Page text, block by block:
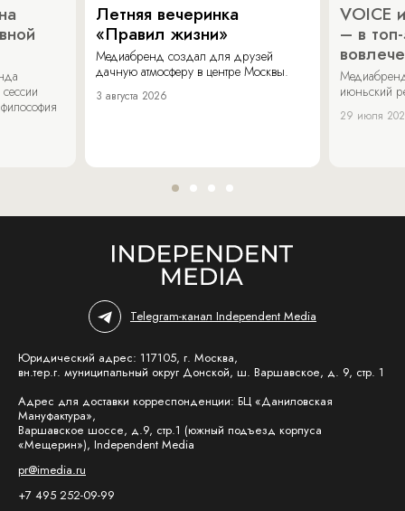
Летняя вечеринка
«Правил жизни»
Медиабренд создал для друзей
дачную атмосферу в центре Москвы.
3 августа 2026
VOICE
– в
июньский
29 июля
Telegram-канал Independent Media
Юридический адрес: 117105, г. Москва,
вн.тер.г. муниципальный округ Донской, ш. Варшавское, д. 9, стр. 1
Адрес для доставки корреспонденции: БЦ «Даниловская
Мануфактура»,
Варшавское шоссе, д.9, стр.1 (южный подъезд корпуса
«Мещерин»), Independent Media
pr@imedia.ru
+7 495 252-09-99